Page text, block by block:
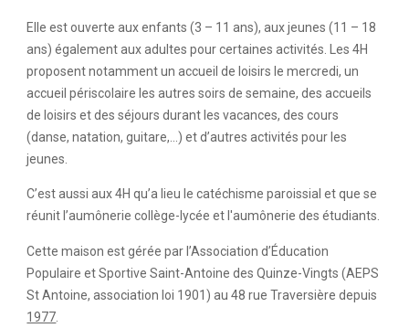
Elle est ouverte aux enfants (3 – 11 ans), aux jeunes (11 – 18
ans) également aux adultes pour certaines activités. Les 4H
proposent notamment un accueil de loisirs le mercredi, un
accueil périscolaire les autres soirs de semaine, des accueils
de loisirs et des séjours durant les vacances, des cours
(danse,natation, guitare,... ) et d’autres activités pour les
jeunes.
C’est aussi aux 4H qu’a lieu le catéchisme paroissial et que se
réunit l’aumônerie collège- lycée et l'aumônerie des étudiants.
Cette maison est gérée par l’Association d’Éducation
Populaire et Sportive Saint-Antoine des Quinze-Vingts (AEPS
St Antoine, association loi 1901) au 48 rue Traversière depuis
1977